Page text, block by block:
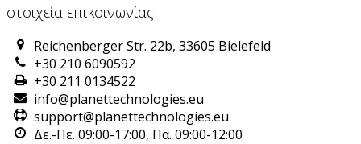
στοιχεία επικοινωνίας
Reichenberger Str. 22b, 33605 Bielefeld
+30 210 6090592
+30 211 0134522
info@planettechnologies.eu
support@planettechnologies.eu
Δε.-Πε. 09:00-17:00, Πα. 09:00-12:00